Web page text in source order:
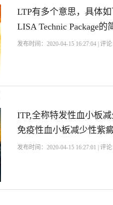
LTP有多个意思，具体
LISA Technic Package
发布时间：2020-04-15 16:27:04 | 评
ITP,全称特发性血小板
免疫性血小板减少性紫癜
发布时间：2020-04-15 16:27:01 | 评